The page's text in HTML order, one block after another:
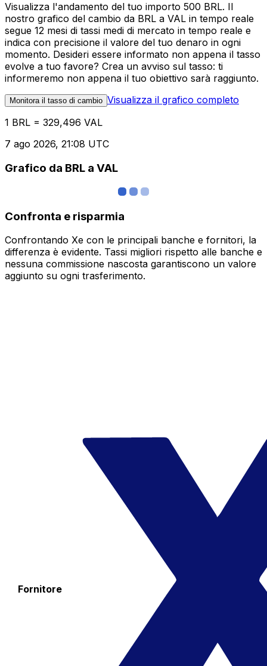
Visualizza l'andamento del tuo importo 500 BRL. Il
nostro grafico del cambio da BRL a VAL in tempo reale
segue 12 mesi di tassi medi di mercato in tempo reale e
indica con precisione il valore del tuo denaro in ogni
momento. Desideri essere informato non appena il tasso
evolve a tuo favore? Crea un avviso sul tasso: ti
informeremo non appena il tuo obiettivo sarà raggiunto.
Monitora il tasso di cambio Visualizza il grafico completo
1 BRL = 329,496 VAL
7 ago 2026, 21:08 UTC
Grafico da BRL a VAL
Confronta e risparmia
Confrontando Xe con le principali banche e fornitori, la
differenza è evidente. Tassi migliori rispetto alle banche e
nessuna commissione nascosta garantiscono un valore
aggiunto su ogni trasferimento.
Fornitore